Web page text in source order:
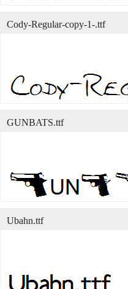
Cody-Regular-copy-1-.ttf
GUNBATS.ttf
Ubahn.ttf